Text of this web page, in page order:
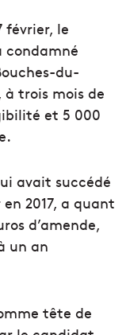
février, le
condamné
du-
trois mois de
et 5 000
avait succédé
2017, a quant
d’amende,
un an
tête de